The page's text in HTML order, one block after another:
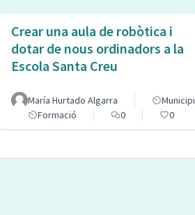
Crear una aula de robòtica i
dotar de nous ordinadors a la
Escola Santa Creu
María Hurtado Algarra
Municipi
Formació
0 0